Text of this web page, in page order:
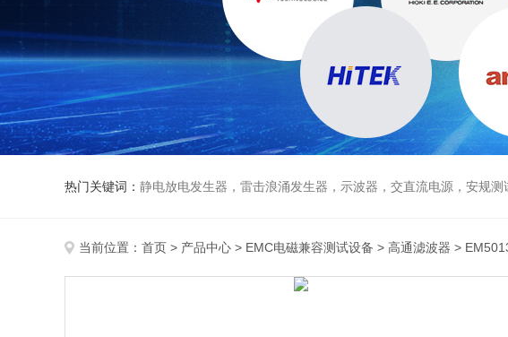
热门关键词： 静电放电发生器，雷击浪涌发生器，示波器，交直流电源，安规测试仪，
当前位置： 首页 > 产品中心 > EMC电磁兼容测试设备 > 高通滤波器 >